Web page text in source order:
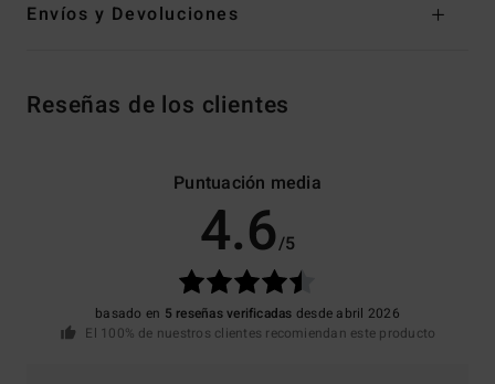
Envíos y Devoluciones
Reseñas de los clientes
Puntuación media
4.6/5
basado en 5 reseñas verificadas desde abril 2026
El 100% de nuestros clientes recomiendan este producto